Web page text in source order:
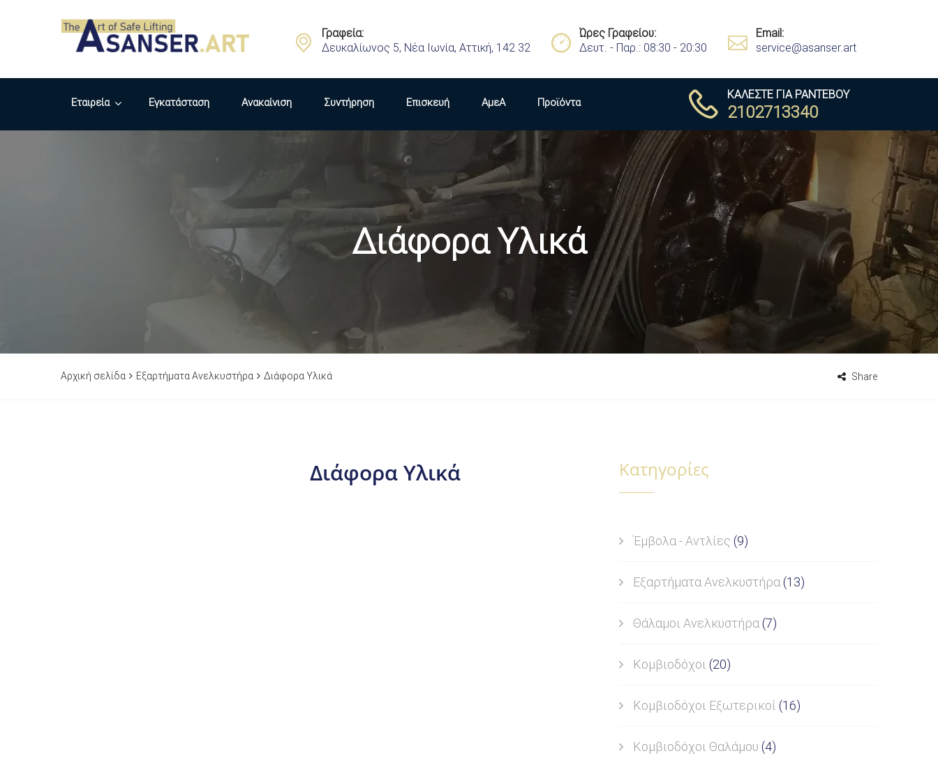
Γραφεία:
Δευκαλίωνος 5, Νέα Ιωνία, Αττική, 142 32
Ώρες Γραφείου:
Δευτ. - Παρ.: 08:30 - 20:30
Email:
service@asanser.art
Εταιρεία Εγκατάσταση Ανακαίνιση Συντήρηση Επισκευή ΑμεΑ Προϊόντα
ΚΑΛΕΣΤΕ ΓΙΑ ΡΑΝΤΕΒΟΥ
2102713340
Διάφορα Υλικά
Αρχική σελίδα Εξαρτήματα Ανελκυστήρα Διάφορα Υλικά Share
Διάφορα Υλικά Κατηγορίες
Έμβολα - Αντλίες (9)
Εξαρτήματα Ανελκυστήρα (13)
Θάλαμοι Ανελκυστήρα (7)
Κομβιοδόχοι (20)
Κομβιοδόχοι Εξωτερικοί (16)
Κομβιοδόχοι Θαλάμου (4)